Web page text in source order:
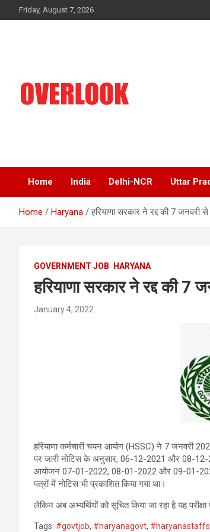
to
Friday, August 7, 2026
Home India Delhi-NCR Uttar
Home Haryana हरियाणा सरकार ने रद्द की 7 जनवरी से
GOVERNMENT JOB HARYANA
हरियाणा सरकार ने रद्द की 7
January 4, 2022
हरियाणा कर्मचारी चयन आयोग (HSSC) ने 7 जनवरी
पर जारी नोटिस के अनुसार, 06-12-2021 और 08-12-
आयोजन 07-01-2022, 08-01-2022 और 09-01-2022
पत्रों में नोटिस भी प्रकाशित किया गया था।
लेकिन अब अभ्यर्थियों को सूचित किया जा रहा है यह
Tags: #govtjob, #haryanagovt,